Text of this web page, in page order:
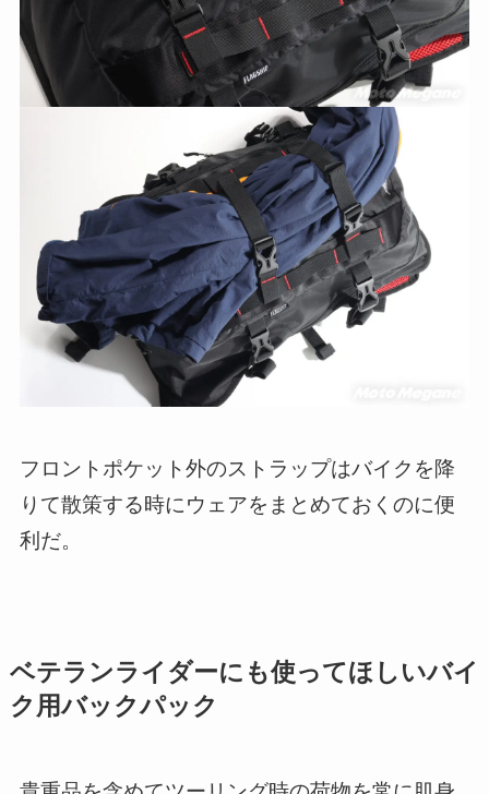
フロントポケット外のストラップはバイクを降
りて散策する時にウェアをまとめておくのに便
利だ。
ベテランライダーにも使ってほしいバイ
ク用バックパック